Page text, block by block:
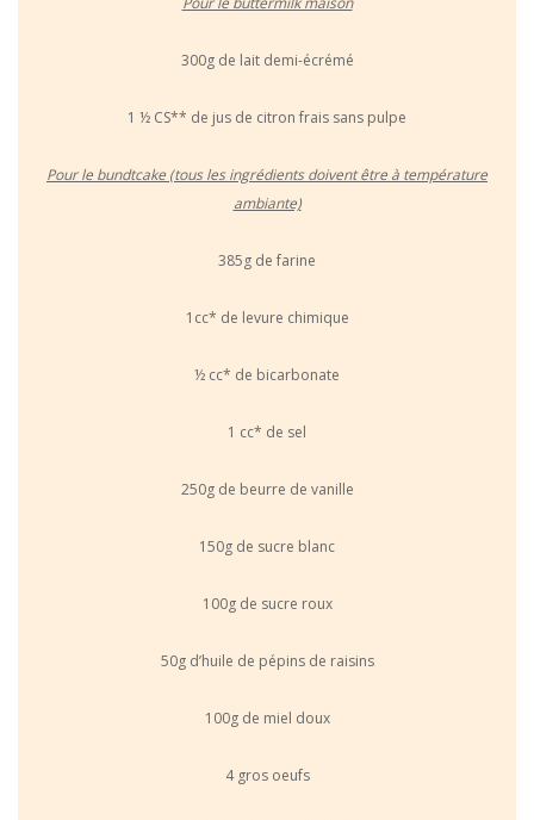
300g de lait demi-écrémé
1 ½ CS** de jus de citron frais sans pulpe
Pour le bundtcake (tous les ingrédients doivent être à température
ambiante)
385g de farine
1cc* de levure chimique
½ cc* de bicarbonate
1 cc* de sel
250g de beurre de vanille
150g de sucre blanc
100g de sucre roux
50g d’huile de pépins de raisins
100g de miel doux
4 gros oeufs